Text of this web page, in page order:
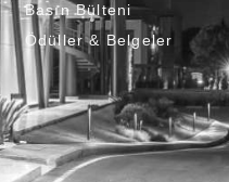
Basın Bülteni
Ödüller & Belgeler